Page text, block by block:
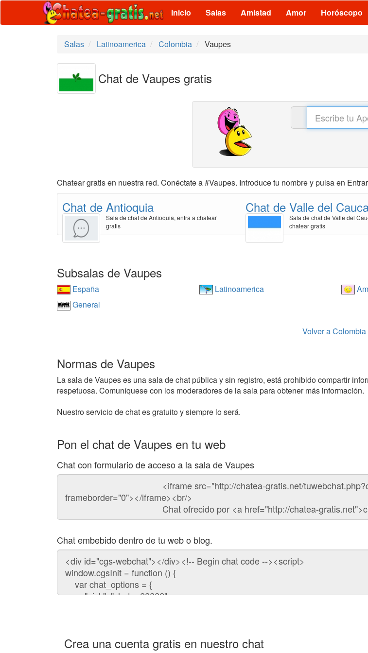
Inicio Salas Amistad Amor Horóscopo
Salas Latinoamerica Colombia Vaupes
Chat de Vaupes gratis
Chatear gratis en nuestra red. Conéctate a #Vaupes. Introduce tu nombre y pulsa en
Chat de Antioquia
Sala de chat de Antioquia, entra a chatear
gratis
Chat de Valle del
Sala de chat de Valle del
chatear gratis
Subsalas de Vaupes
España Latinoamerica
General
Volver a Colombia
Normas de Vaupes
La sala de Vaupes es una sala de chat pública y sin registro, está prohibido compartir
respetuosa. Comuníquese con los moderadores de la sala para obtener más información.
Nuestro servicio de chat es gratuito y siempre lo será.
Pon el chat de Vaupes en tu web
Chat con formulario de acceso a la sala de Vaupes
Código
chat
Chat embebido dentro de tu web o blog.
Código
para
embeber
chat
Crea una cuenta gratis en nuestro chat